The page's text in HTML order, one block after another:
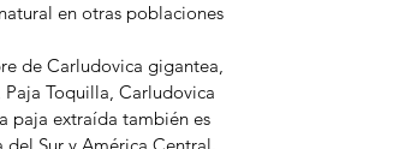
en otras poblaciones
de Carludovica gigantea,
Toquilla, Carludovica
paja extraída también es